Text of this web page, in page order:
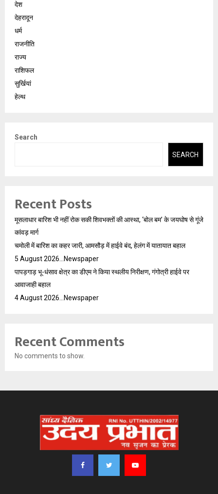
देश
देहरादून
धर्म
राजनीति
राज्य
राशिफल
सुर्खियां
हेल्थ
Search
SEARCH
Recent Posts
मूसलाधार बारिश भी नहीं रोक सकी शिवभक्तों की आस्था, ‘बोल बम’ के जयघोष से गूंजे
कांवड़ मार्ग
चमोली में बारिश का कहर जारी, आमसौड़ में हाईवे बंद, हेलंग में यातायात बहाल
5 August 2026…Newspaper
पापड़गाड़ भू-धंसाव क्षेत्र का डीएम ने किया स्थलीय निरीक्षण, गंगोत्री हाईवे पर
आवाजाही बहाल
4 August 2026…Newspaper
Recent Comments
No comments to show.